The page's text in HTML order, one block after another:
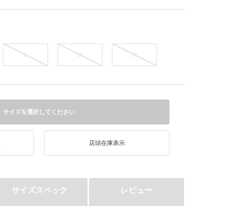
L LL 3L
サイズを選択してください
店頭在庫表示
サイズスペック レビュー